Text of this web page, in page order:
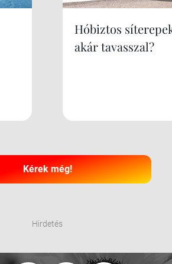
Hóbiztos
akár tavasszal?
Kérek még!
Hirdetés